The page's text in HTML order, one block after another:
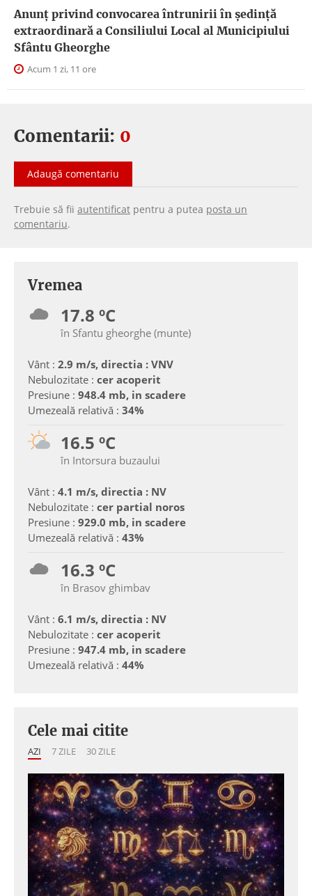
Anunţ privind convocarea întrunirii în şedinţă
extraordinară a Consiliului Local al Municipiului
Sfântu Gheorghe
Acum 1 zi, 11 ore
Comentarii: 0
Adaugă comentariu
Trebuie să fii autentificat pentru a putea posta un
comentariu.
Vremea
17.8 ºC
în Sfantu gheorghe (munte)
Vânt : 2.9 m/s, directia : VNV
Nebulozitate : cer acoperit
Presiune : 948.4 mb, in scadere
Umezeală relativă : 34%
16.5 ºC
în Intorsura buzaului
Vânt : 4.1 m/s, directia : NV
Nebulozitate : cer partial noros
Presiune : 929.0 mb, in scadere
Umezeală relativă : 43%
16.3 ºC
în Brasov ghimbav
Vânt : 6.1 m/s, directia : NV
Nebulozitate : cer acoperit
Presiune : 947.4 mb, in scadere
Umezeală relativă : 44%
Cele mai citite
AZI 7 ZILE 30 ZILE